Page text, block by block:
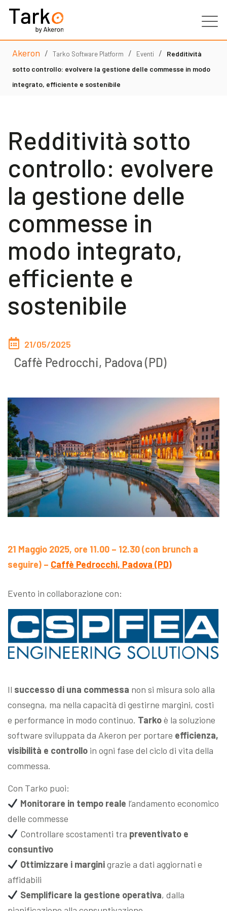
Prodotti
Servizi
Partner
Risorse
Contatti
Akeron Corporate
Community
IT
Akeron / Tarko Software Platform / Eventi /
Redditività
sotto controllo: evolvere la gestione delle commesse in modo
integrato, efficiente e sostenibile
Redditività sotto
controllo: evolvere
la gestione delle
commesse in
modo integrato,
efficiente e
sostenibile
21/05/2025
Caffè Pedrocchi, Padova (PD)
21 Maggio 2025, ore 11.00 – 12.30 (con brunch a
seguire) – Caffè Pedrocchi, Padova (PD)
Evento in collaborazione con:
Il successo di una commessa non si misura solo alla
consegna, ma nella capacità di gestirne margini, costi
e performance in modo continuo. Tarkoè la soluzione
software sviluppata da Akeron per portare efficienza,
visibilità e controllo in ogni fase del ciclo di vita della
commessa.
Con Tarko puoi:
Monitorare in tempo reale l’andamento economico
delle commesse
Controllare scostamenti tra preventivato e
consuntivo
Ottimizzare i marginigrazie a dati aggiornati e
affidabili
Semplificare la gestione operativa, dalla